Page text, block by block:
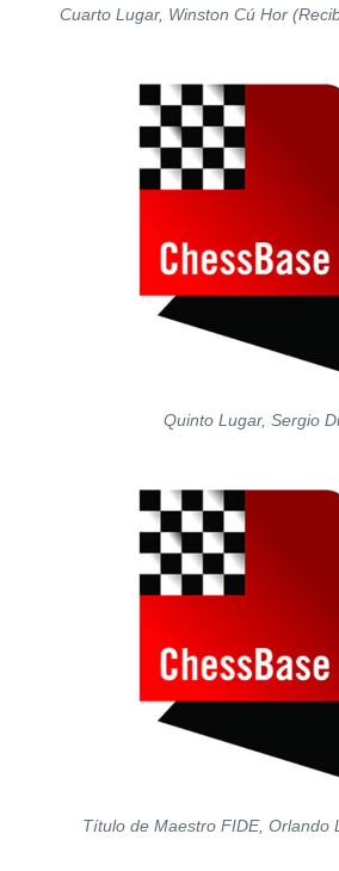
Cuarto Lugar, Winston Cú Hor
Quinto Lugar, Sergio
Título de Maestro FIDE, Orlando